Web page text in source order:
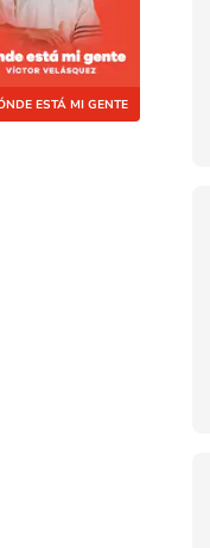
ESTÁ MI GENTE